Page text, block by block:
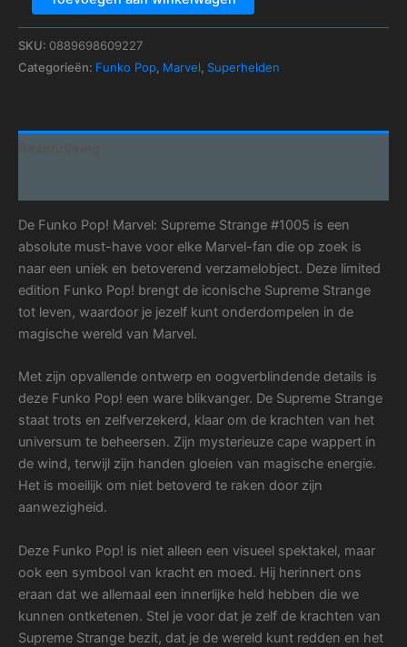
SKU: 0889698609227
Categorieën: Funko Pop Marvel Superhelden
De Funko Pop! Marvel: Supreme Strange #1005 is een
absolute must-have voor elke Marvel-fan die op zoek is
naar een uniek en betoverend verzamelobject. Deze limited
edition Funko Pop! brengt de iconische Supreme Strange
tot leven, waardoor je jezelf kunt onderdompelen in de
magische wereld van Marvel.
Met zijn opvallende ontwerp en oogverblindende details is
deze Funko Pop! een ware blikvanger. De Supreme Strange
staat trots en zelfverzekerd, klaar om de krachten van het
universum te beheersen. Zijn mysterieuze cape wappert in
de wind, terwijl zijn handen gloeien van magische energie.
Het is moeilijk om niet betoverd te raken door zijn
aanwezigheid.
Deze Funko Pop! is niet alleen een visueel spektakel, maar
ook een symbool van kracht en moed. Hij herinnert ons
eraan dat we allemaal een innerlijke held hebben die we
kunnen ontketenen. Stel je voor dat je zelf de krachten van
Supreme Strange bezit, dat je de wereld kunt redden en het